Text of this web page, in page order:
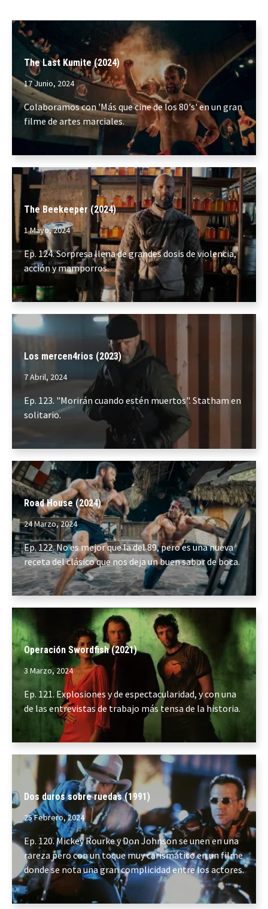
The Last Kumite (2024)
17 Junio, 2024
Colaboramos con 'Más que cine de los 80's' en un gran
filme de artes marciales.
The Beekeeper (2024)
1 Mayo, 2024
Ep. 124. Sorpresa llena de grandes dosis de violencia,
acción y mamporros.
Los mercen4rios (2023)
7 Abril, 2024
Ep. 123. "Morirán cuando estén muertos". Statham en
solitario.
Road House (2024)
24 Marzo, 2024
Ep. 122. No es mejor que la del 89, pero es una nueva
receta del clásico que nos deja un buen sabor de boca.
Operación Swordfish (2021)
3 Marzo, 2024
Ep. 121. Explosiones y de espectacularidad, y con una
de las entrevistas de trabajo más tensa de la historia.
Dos duros sobre ruedas (1991)
25 Febrero, 2024
Ep. 120. Mickey Rourke y Don Johnson se unen en una
rareza pero con un toque muy carismático en un filme
donde se nota una gran complicidad entre los actores.